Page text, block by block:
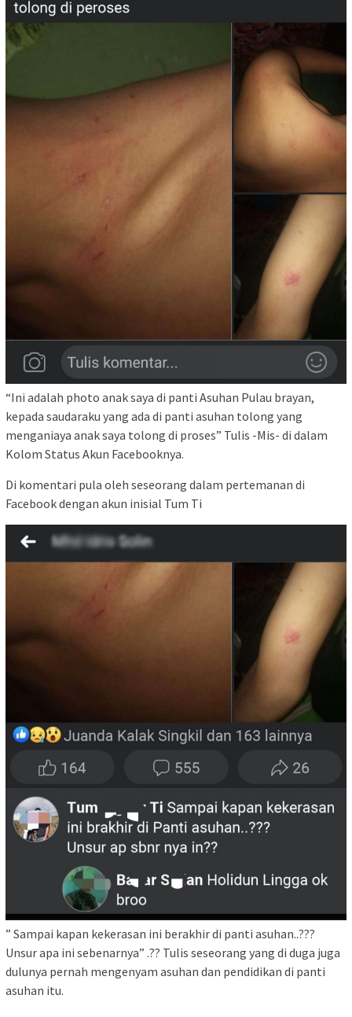
“Ini adalah photo anak saya di panti Asuhan Pulau brayan,
kepada saudaraku yang ada di panti asuhan tolong yang
menganiaya anak saya tolong di proses” Tulis -Mis- di dalam
Kolom Status Akun Facebooknya.
Di komentari pula oleh seseorang dalam pertemanan di
Facebook dengan akun inisial Tum Ti
” Sampai kapan kekerasan ini berakhir di panti asuhan..???
Unsur apa ini sebenarnya” .?? Tulis seseorang yang di duga juga
dulunya pernah mengenyam asuhan dan pendidikan di panti
asuhan itu.